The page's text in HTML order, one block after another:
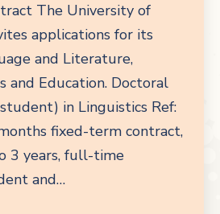
The University of
applications for its
and Literature,
and Education. Doctoral
in Linguistics Ref:
fixed-term contract,
3 years, full-time
and…